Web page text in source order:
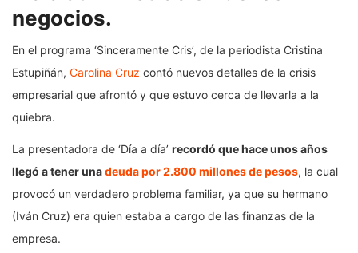
negocios.
En el programa ‘Sinceramente Cris’, de la periodista Cristina
Estupiñán, Carolina Cruz contó nuevos detalles de la crisis
empresarial que afrontó y que estuvo cerca de llevarla a la
quiebra.
La presentadora de ‘Día a día’ recordó que hace unos años
llegó a tener unadeuda por 2.800 millones de pesos, la cual
provocó un verdadero problema familiar, ya que su hermano
(Iván Cruz) era quien estaba a cargo de las finanzas de la
empresa.